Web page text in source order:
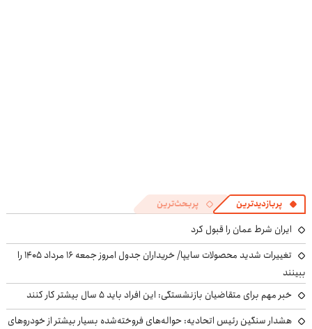
پربازدیدترین پربحث‌ترین
ایران شرط عمان را قبول کرد
تغییرات شدید محصولات سایپا/ خریداران جدول امروز جمعه ۱۶ مرداد ۱۴۰۵ را
ببینند
خبر مهم برای متقاضیان بازنشستگی: این افراد باید ۵ سال بیشتر کار کنند
هشدار سنگین رئیس اتحادیه: حواله‌های فروخته‌شده بسیار بیشتر از خودروهای